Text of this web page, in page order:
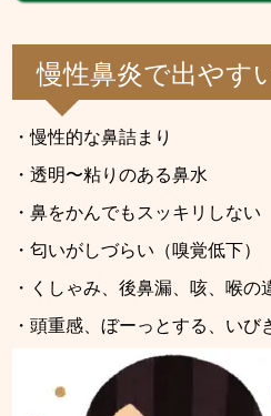
慢性鼻炎で出やす
・慢性的な鼻詰まり
・透明〜粘りのある鼻水
・鼻をかんでもスッキリしない
・匂いがしづらい（嗅覚低下）
・くしゃみ、後鼻漏、咳、喉の
・頭重感、ぼーっとする、い